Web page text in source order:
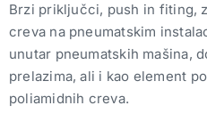
Brzi priključci, push in fiting,
creva na pneumatskim
unutar pneumatskih mašina,
prelazima, ali i kao element
poliamidnih creva.